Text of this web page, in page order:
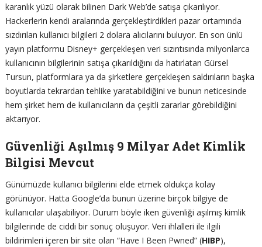
karanlık yüzü olarak bilinen Dark Web’de satışa çıkarılıyor.
Hackerlerin kendi aralarında gerçekleştirdikleri pazar ortamında
sızdırılan kullanıcı bilgileri 2 dolara alıcılarını buluyor. En son ünlü
yayın platformu Disney+ gerçekleşen veri sızıntısında milyonlarca
kullanıcının bilgilerinin satışa çıkarıldığını da hatırlatan Gürsel
Tursun, platformlara ya da şirketlere gerçekleşen saldırıların başka
boyutlarda tekrardan tehlike yaratabildiğini ve bunun neticesinde
hem şirket hem de kullanıcıların da çeşitli zararlar görebildiğini
aktarıyor.
Güvenliği Aşılmış 9 Milyar Adet Kimlik
Bilgisi Mevcut
Günümüzde kullanıcı bilgilerini elde etmek oldukça kolay
görünüyor. Hatta Google’da bunun üzerine birçok bilgiye de
kullanıcılar ulaşabiliyor. Durum böyle iken güvenliği aşılmış kimlik
bilgilerinde de ciddi bir sonuç oluşuyor. Veri ihlalleri ile ilgili
bildirimleri içeren bir site olan “Have I Been Pwned” (HIBP),